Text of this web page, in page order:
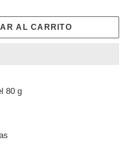
AL CARRITO
80 g